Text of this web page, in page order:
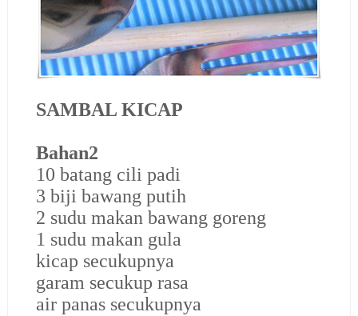
SAMBAL KICAP
Bahan2
10 batang cili padi
3 biji bawang putih
2 sudu makan bawang goreng
1 sudu makan gula
kicap secukupnya
garam secukup rasa
air panas secukupnya